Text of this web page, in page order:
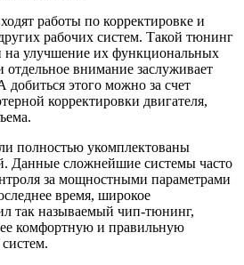
работы по корректировке и
рабочих систем. Такой тюнинг
на улучшение их функциональных
отдельное внимание заслуживает
этого можно за счет
корректировки двигателя,
полностью укомплектованы
Данные сложнейшие системы часто
за мощностными параметрами
время, широкое
так называемый чип-тюнинг,
комфортную и правильную